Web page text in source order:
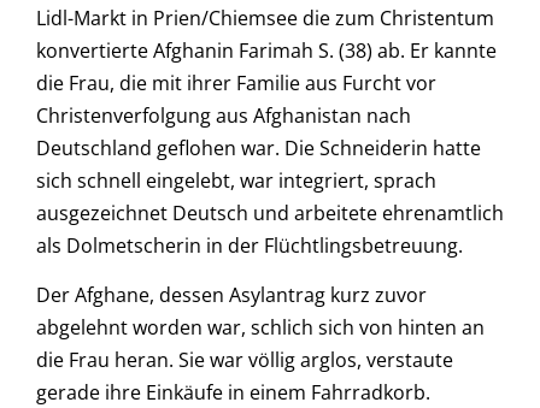
Lidl-Markt in Prien/Chiemsee die zum Christentum
konvertierte Afghanin Farimah S. (38) ab. Er kannte
die Frau, die mit ihrer Familie aus Furcht vor
Christenverfolgung aus Afghanistan nach
Deutschland geflohen war. Die Schneiderin hatte
sich schnell eingelebt, war integriert, sprach
ausgezeichnet Deutsch und arbeitete ehrenamtlich
als Dolmetscherin in der Flüchtlingsbetreuung.
Der Afghane, dessen Asylantrag kurz zuvor
abgelehnt worden war, schlich sich von hinten an
die Frau heran. Sie war völlig arglos, verstaute
gerade ihre Einkäufe in einem Fahrradkorb.